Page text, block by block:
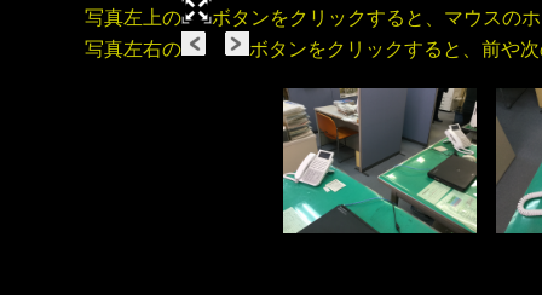
写真左上の
ボタンをクリックすると、マウスの
写真左右の
ボタンをクリックすると、前や